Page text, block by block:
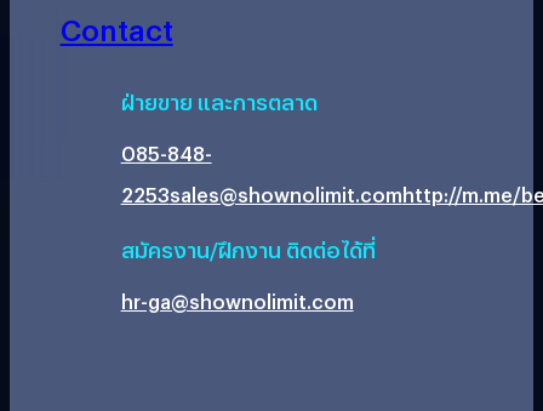
Contact
ฝ่ายขาย และการตลาด
085-848-
2253sales@shownolimit.comhttp://m.me/
สมัครงาน/ฝึกงาน ติดต่อได้ที่
hr-ga@shownolimit.com